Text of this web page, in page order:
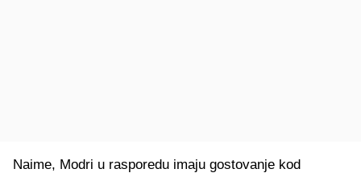
Naime, Modri u rasporedu imaju gostovanje kod